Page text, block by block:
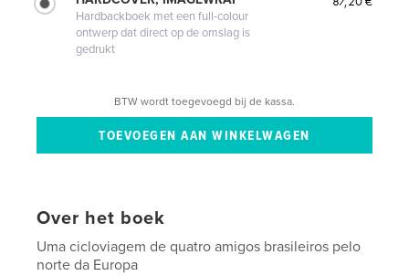
Hardbackboek met een full-colour
ontwerp dat direct op de omslag is
gedrukt
BTW wordt toegevoegd bij de kassa.
Over het boek
Uma cicloviagem de quatro amigos brasileiros pelo
norte da Europa